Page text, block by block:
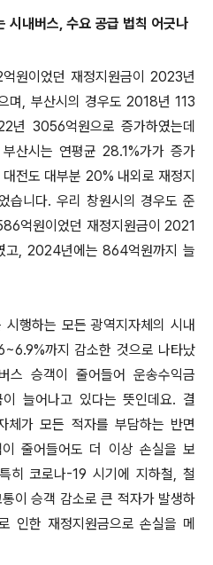
시내버스, 수요 공급 법칙 어긋나
원이었던 재정지원금이 2023년
며, 부산시의 경우도 2018년 113
년 3056억원으로 증가하였는데
산시는 연평균 28.1%가가 증가
전도 대부분 20% 내외로 재정지
습니다. 우리 창원시의 경우도 준
억원이었던 재정지원금이 2021
고, 2024년에는 864억원까지 늘
행하는 모든 광역지자체의 시내
까지 감소한 것으로 나타났
스 승객이 줄어들어 운송수익금
늘어나고 있다는 뜻인데요. 결
체가 모든 적자를 부담하는 반면
줄어들어도 더 이상 손실을 보
히 코로나-19 시기에 지하철, 철
이 승객 감소로 큰 적자가 발생하
인한 재정지원금으로 손실을 메